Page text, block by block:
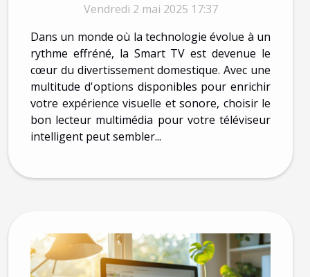
Smart TV en 2023
Vendredi 2 mai 2025 17:37
Dans un monde où la technologie évolue à un
rythme effréné, la Smart TV est devenue le
cœur du divertissement domestique. Avec une
multitude d'options disponibles pour enrichir
votre expérience visuelle et sonore, choisir le
bon lecteur multimédia pour votre téléviseur
intelligent peut sembler...